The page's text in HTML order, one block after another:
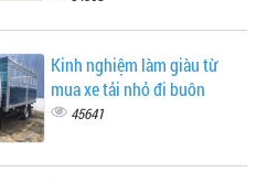
Kinh nghiệm làm giàu từ
mua xe tải nhỏ đi buôn
45641